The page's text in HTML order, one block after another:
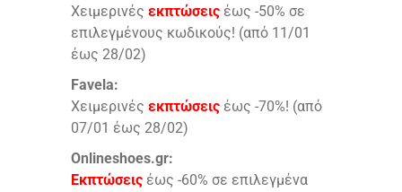
Χειμερινές εκπτώσεις έως -50% σε
επιλεγμένους κωδικούς! (από 11/01
έως 28/02)
Favela:
Χειμερινές εκπτώσεις έως -70%! (από
07/01 έως 28/02)
Onlineshoes.gr:
Εκπτώσεις έως -60% σε επιλεγμένα